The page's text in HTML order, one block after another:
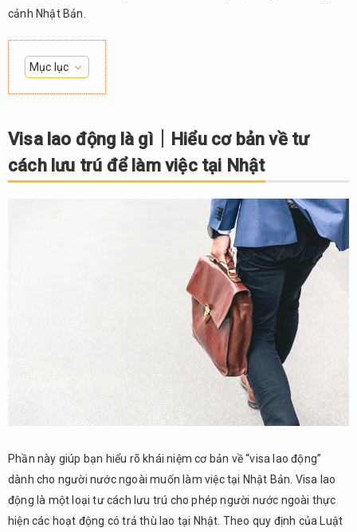
cảnh Nhật Bản.
Mục lục
1.
động
là gì
｜
và cơ
sở
lý của
visa
Visa lao động là gì｜Hiểu cơ bản về tư
cách lưu trú để làm việc tại Nhật
Phần này giúp bạn hiểu rõ khái niệm cơ bản về “visa lao động”
dành cho người nước ngoài muốn làm việc tại Nhật Bản. Visa lao
động là một loại tư cách lưu trú cho phép người nước ngoài thực
hiện các hoạt động có trả thù lao tại Nhật. Theo quy định của Luật